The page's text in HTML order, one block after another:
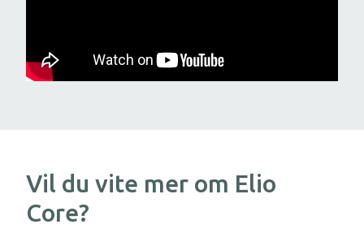
Vil du vite mer om Elio
Core?